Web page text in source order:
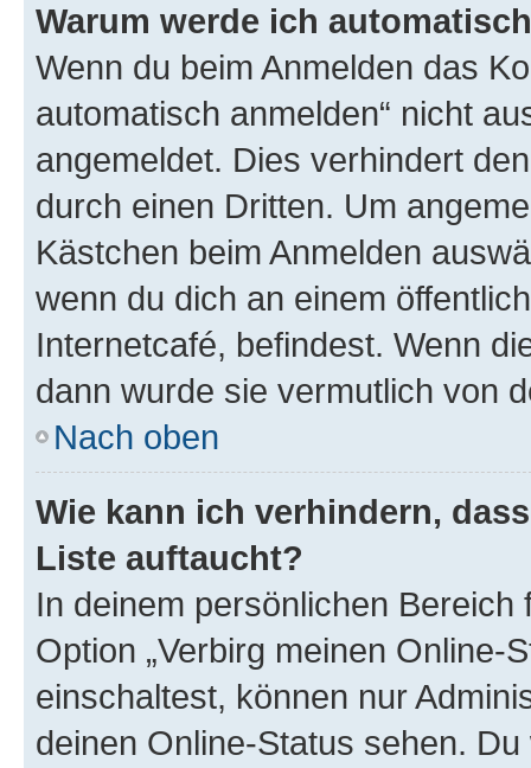
Warum werde ich
Wenn du beim Anmelden das
automatisch anmelden“ nicht
angemeldet. Dies verhindert
durch einen Dritten. Um
Kästchen beim Anmelden
wenn du dich an einem
Internetcafé, befindest. Wenn
dann wurde sie vermutlich von
Nach oben
Wie kann ich verhindern,
Liste auftaucht?
In deinem persönlichen
Option „Verbirg meinen Online-
einschaltest, können nur
deinen Online-Status sehen.